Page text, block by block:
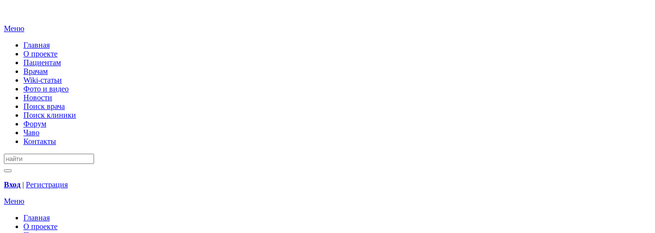
Меню
Главная
О проекте
Пациентам
Врачам
Wiki-статьи
Фото и видео
Новости
Поиск врача
Поиск клиники
Форум
Чаво
Контакты
Вход | Регистрация
Меню
Главная
О проекте